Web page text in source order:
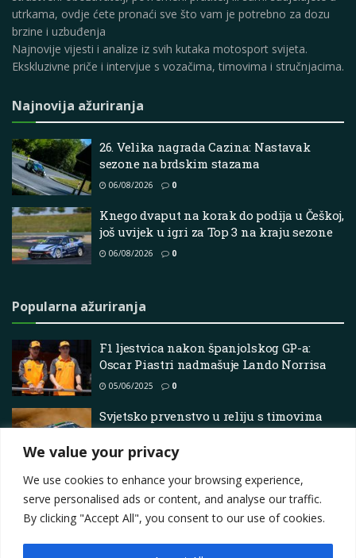
We value your privacy
We use cookies to enhance your browsing experience,
serve personalised ads or content, and analyse our traffic.
By clicking "Accept All", you consent to our use of cookies.
utrkama, ovdje ćete pronaći sve što vam je potrebno za dozu
brzine i uzbuđenja
Najnovije vijesti i analize iz svih kutaka motosport svijeta.
Ekskluzivne priče i intervjue s vozačima, timovima i stručnjacima.
Najnovija ažuriranja
26. Velika nagrada Cazina: Nastavak
sezone na brdskim stazama
06/08/2026 0
Knego dvaput na korak do podija u Češkoj,
još uvijek u igri za Top 3 na kraju sezone
06/08/2026 0
Popularna ažuriranja
F1 ljestvica nakon španjolskog GP-a:
Oscar Piastri nadmašuje Lando Norrisa
05/06/2025 0
Svjetsko prvenstvo u reliju s timovima
Ford, Hyundai i Toyota postavlja temelje
za povratak u SAD